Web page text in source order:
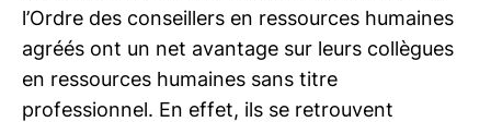
l’Ordre des conseillers en ressources humaines
agréés ont un net avantage sur leurs collègues
en ressources humaines sans titre
professionnel. En effet, ils se retrouvent